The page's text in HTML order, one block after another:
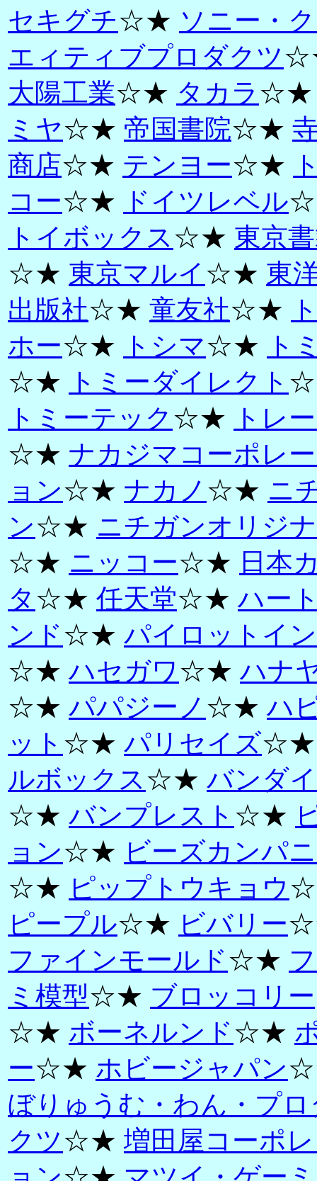
セキグチ☆★ ソニー・
エィティブプロダクツ
大陽工業☆★ タカラ
ミヤ☆★ 帝国書院☆★
商店☆★ テンヨー☆★
コー☆★ ドイツレベル
トイボックス☆★ 東京
☆★ 東京マルイ ☆★ 東
出版社☆★ 童友社☆★
ホー☆★ トシマ☆★
ト
☆★
トミーダイレクト
トミーテック ☆★
トレ
☆★ ナカジマコーポレ
ョン☆★ ナカノ ☆★ ニ
ン☆★ ニチガンオリジ
☆★ ニッコー☆★ 日本
タ ☆★ 任天堂☆★ハー
ンド☆★ パイロットイ
☆★ハセガワ☆★ハナ
☆★ パパジーノ ☆★ハ
ット ☆★ パリセイズ
ルボックス☆★ バンダイ
☆★ バンプレスト ☆★
ョン☆★ ビーズカンパ
☆★ ピップトウキョウ
ピープル☆★ ビバリー
ファインモールド☆★
ミ模型☆★ ブロッコリー
☆★ ボーネルンド☆★
ー☆★ ホビージャパン
ぼりゅうむ・わん・プロ
クツ☆★ 増田屋コーポ